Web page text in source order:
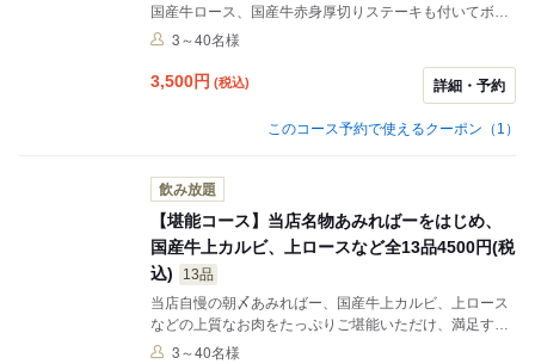
国産牛ロース、国産牛赤身厚切りステーキも付いてボリ
ューム満点！お肉だけでなく、ナムルやサラダ、〆のサ
いなしです。※お1人様1500円(生ビール無し) 2000円
(生ビール有り) なお、飲み放題無しプランは1ドリンク
3～40名様
3,500円 (税込) 詳細・予約
このコース予約で使えるクーポン（1）
飲み放題
【堪能コース】当店名物あみればーをはじめ、
国産牛上カルビ、上ロースなど全13品4500円(税
込)
13品
当店自慢の朝〆あみればー、国産牛上カルビ、上ロース
などの上質なお肉をたっぷりご堪能いただけ、満足する
事間違いなし！記念日や特別な日はもちろんのことご家
3～40名様